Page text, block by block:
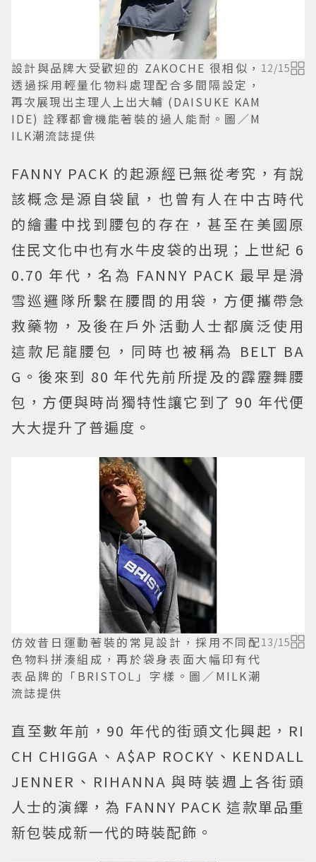
設計與品牌大受歡迎的 ZAKOCHE 很相似，
透過採用輕量化物料處理配合多間隔設定，
再次展現出主理人上出大輔 (DAISUKE KAM
IDE) 詮釋都會機能著裝的過人能耐。圖／M
ILK潮流誌提供
12/15
FANNY PACK 的起源經已無從考究，有說
該概念是源自袋鼠，也曾有人在中古時代
的繪畫中找到腰包的存在，甚至在美國原
住民文化中也有水牛皮袋的出現；上世紀 6
0.70 年代，名為 FANNY PACK 最早是滑
雪巡邏隊所繫在腰間的用袋，方便攜帶急
救藥物，及後在戶外活動人士都廣泛使用
這款尼龍腰包，同時也被稱為 BELT BA
G。後來到 80 年代先前所提及的霹靂舞腰
包，方便與時尚獨特性讓它到了 90 年代便
大大提升了普遍度。
仿效昔日運動著裝的常見設計，採用不同配
色物料拼湊組成，再於袋身表面大幅印有代
表品牌的「BRISTOL」字樣。圖／MILK潮
流誌提供
13/15
直至數年前，90 年代的街頭文化興起，RI
CH CHIGGA、A$AP ROCKY、KENDALL
JENNER、RIHANNA 與時裝週上各街頭
人士的演繹，為 FANNY PACK 這款單品重
新包裝成新一代的時裝配飾。